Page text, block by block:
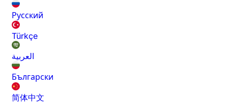
Русский
Türkçe
العربية
Български
简体中文